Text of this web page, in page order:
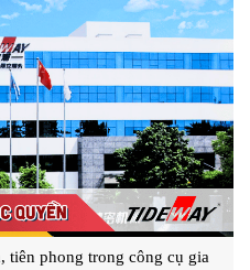
tiên phong trong công cụ gia